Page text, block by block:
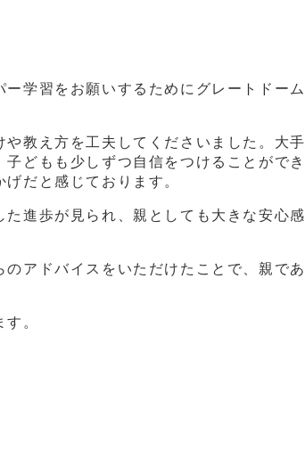
学習をお願いするためにグレートドーム
教え方を工夫してくださいました。大手
どもも少しずつ自信をつけることができ
だと感じております。
進歩が見られ、親としても大きな安心感
アドバイスをいただけたことで、親であ
し上げます。